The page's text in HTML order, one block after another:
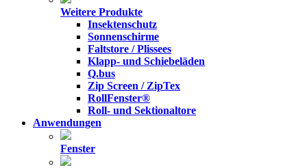
Weitere Produkte
Insektenschutz
Sonnenschirme
Faltstore / Plissees
Klapp- und Schiebeläden
Q.bus
Zip Screen / ZipTex
RollFenster®
Roll- und Sektionaltore
Anwendungen
Fenster